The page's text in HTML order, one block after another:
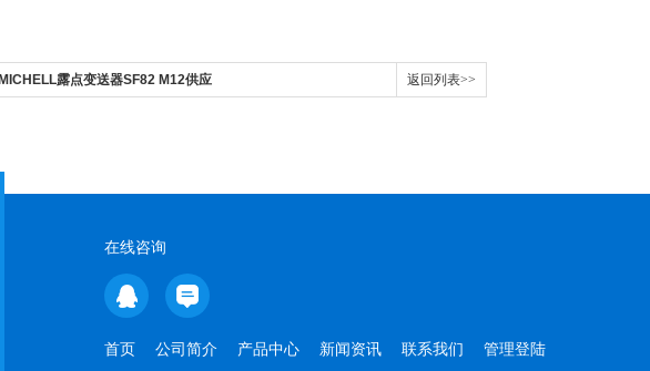
MICHELL露点变送器SF82 M12供应 返回列表>>
在线咨询
首页 公司简介 产品中心 新闻资讯 联系我们 管理登陆